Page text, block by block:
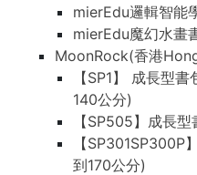
mierEdu邏輯智能
mierEdu魔幻水畫
MoonRock(香港
【SP1】 成長型
140公分)
【SP505】成長
【SP301SP300P
到170公分)